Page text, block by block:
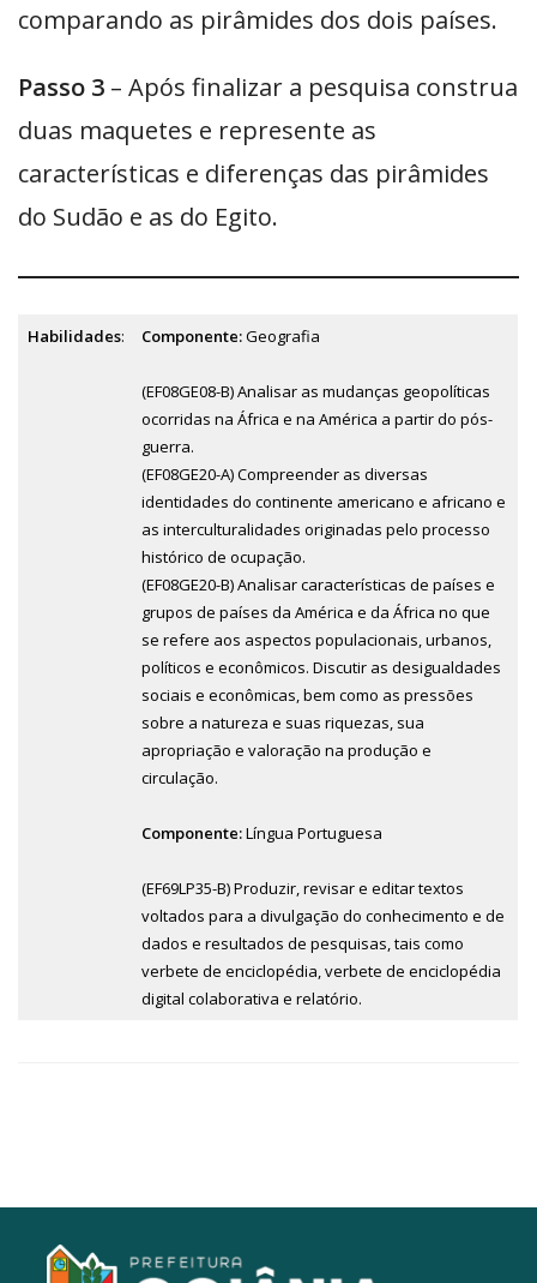
comparando as pirâmides dos dois países.
Passo 3 – Após finalizar a pesquisa construa
duas maquetes e represente as
características e diferenças das pirâmides
do Sudão e as do Egito.
Habilidades: Componente:Geografia
(EF08GE08-B) Analisar as mudanças geopolíticas
ocorridas na África e na América a partir do pós-
guerra.
(EF08GE20-A) Compreender as diversas
identidades do continente americano e africano e
as interculturalidades originadas pelo processo
histórico de ocupação.
(EF08GE20-B) Analisar características de países e
grupos de países da América e da África no que
se refere aos aspectos populacionais, urbanos,
políticos e econômicos. Discutir as desigualdades
sociais e econômicas, bem como as pressões
sobre a natureza e suas riquezas, sua
apropriação e valoração na produção e
circulação.
Componente:Língua Portuguesa
(EF69LP35-B) Produzir, revisar e editar textos
voltados para a divulgação do conhecimento e de
dados e resultados de pesquisas, tais como
verbete de enciclopédia, verbete de enciclopédia
digital colaborativa e relatório.